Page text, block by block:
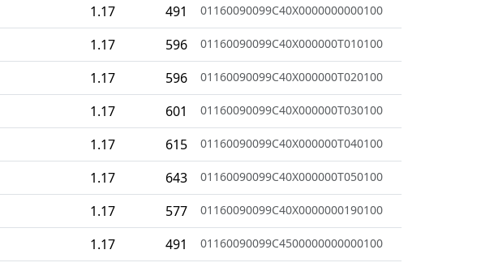
1.17 491 01160090099C40X0000000000100
1.17 596 01160090099C40X000000T010100
1.17 596 01160090099C40X000000T020100
1.17 601 01160090099C40X000000T030100
1.17 615 01160090099C40X000000T040100
1.17 643 01160090099C40X000000T050100
1.17 577 01160090099C40X0000000190100
1.17 491 01160090099C4500000000000100